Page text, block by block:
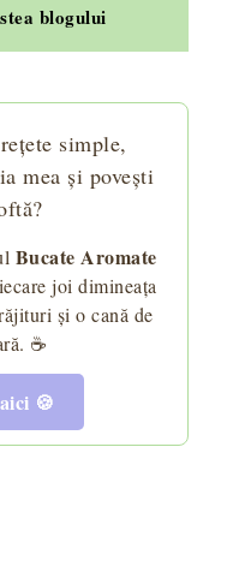
blogului
simple,
mea și povești
Bucate Aromate
joi dimineața
și o cană de
☕
🍪